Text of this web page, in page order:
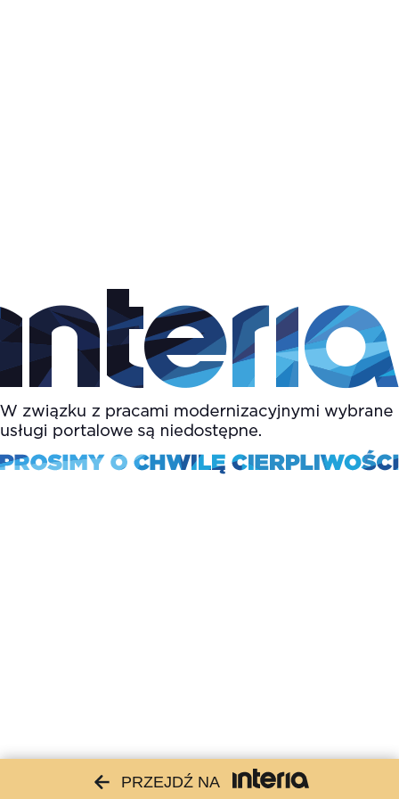
PRZEJDŹ NA